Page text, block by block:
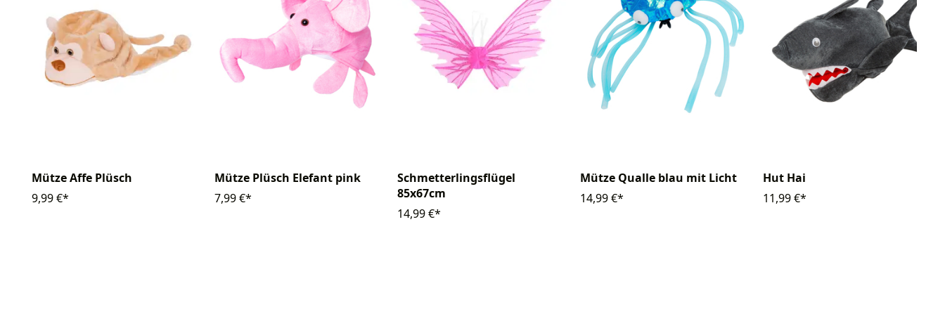
Mütze Affe Plüsch
9,99 €*
Mütze Plüsch Elefant pink
7,99 €*
Schmetterlingsflügel
85x67cm
14,99 €*
Mütze Qualle blau mit Licht
14,99 €*
Hut Hai
11,99 €*